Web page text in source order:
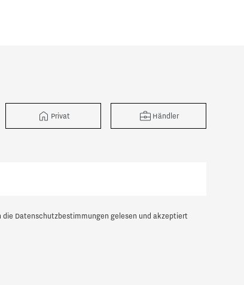
Privat Händler
die Datenschutzbestimmungen gelesen und akzeptiert